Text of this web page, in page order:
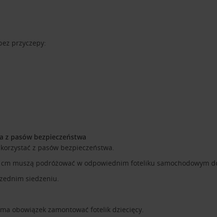
przyczepy:
z pasów bezpieczeństwa
z pasów bezpieczeństwa.
muszą podróżować w odpowiednim foteliku samochodowym
siedzeniu.
obowiązek zamontować fotelik dziecięcy.